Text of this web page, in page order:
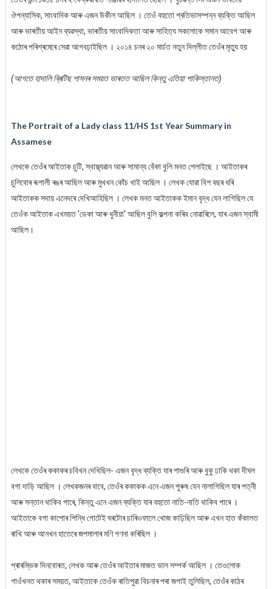
ঔপন্যাসিক, সাংবাদিক আৰু এজন উকীল আছিল । তেওঁ বহুতো প্ৰতিভাসম্পন্ন ব্যক্তি আছিল
আৰু ভাৰতীয় আইন ব্যৱস্থা, ভাৰতীয় সাংবাদিকতা আৰু সাহিত্য সকলোকে সমান আবেগ আৰু
কঠোৰ পৰিশ্ৰমেৰে সেৱা আগবঢ়াইছিল । ২০১৪ চনৰ ২০ মাৰ্চত নতুন দিল্লীত তেওঁৰ মৃত্যু হয়
(আগতে হাদালি ব্ৰিটিছ শাসনৰ সময়ত ভাৰতত আছিল কিন্তু এতিয়া পাকিস্তানত)
The Portrait of a Lady class 11/HS 1st Year Summary in
Assamese
লেখকে তেওঁৰ আইতাক চুটি, স্বাস্থ্যৱান আৰু সামান্য বেঁকা বুলি মনত পেলাইছে । আইতাকৰ
চুলিবোৰ ৰূপালী ৰঙৰ আছিল আৰু মুখখন কোঁচ খাই আছিল । লেখক যোৱা বিশ বছৰ ধৰি
আইতাকক সদায় এনেদৰে দেখিআহিছিল । লেখক মনত আইতাকক ইমান বৃদ্ধ যেন লাগিছিল যে
তেওঁক আইতাক এখময়ত 'ডেকা আৰু ধুনীয়া' আছিল বুলি কল্পনা কৰিব নোৱাৰিলে, যাৰ এজন স্বামী
আছিল।
লেখকে তেওঁৰ ককাকৰ চবিখন দেখিছিল- এজন বৃদ্ধ ব্যক্তি যাৰ পাগুৰি আৰু বুকু ঢাকি থকা দীঘল
বগা দাড়ি আছিল । লেখকজনৰ বাবে, তেওঁৰ ককাকক এনে এজন পুৰুষ যেন নালাগিছিল যাৰ পত্নী
আৰু সন্তান থাকিব পাৰে, কিন্তু এনে এজন ব্যক্তি যাৰ বহুতো নাতি-নাতি থাকিব পাৰে ।
আইতাকে বগা কাপোৰ পিন্ধি গোটেই ঘৰটোৰ চাৰিওফালে খোজ কাঢ়িছিল আৰু এখন হাত কঁকালত
ৰাখি আৰু আনখন হাতেৰে জপমালাৰ মণি গণনা কৰিছিল ।
প্ৰাৰম্ভিক দিনবোৰত, লেখক আৰু তেওঁৰ আইতাৰ মাজত ভাল সম্পৰ্ক আছিল । তেওলোক
গাওঁখনত থকাৰ সময়ত, আইতাকে তেওঁক ৰাতিপুৱা বিচনাৰ পৰা জগাই তুলিছিল, তেওঁৰ কাঠৰ